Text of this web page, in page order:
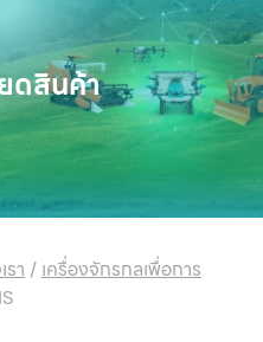
ดสินค้า
รา/เครื่องจักรกลเพื่อการ